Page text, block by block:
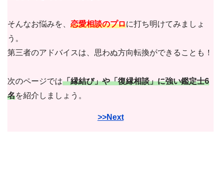
そんなお悩みを、 恋愛相談のプロに打ち明けてみましょ
う。
第三者のアドバイスは、思わぬ方向転換ができることも！
次のページでは「縁結び」や「復縁相談」に強い鑑定士6
名を紹介しましょう。
>>Next